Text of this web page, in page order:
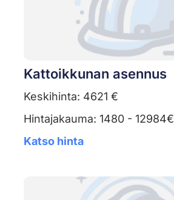
Kattoikkunan asennus
Keskihinta: 4621 €
Hintajakauma: 1480 - 12984€
Katso hinta